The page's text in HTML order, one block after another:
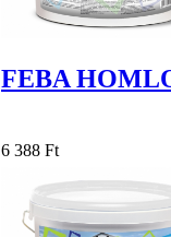
FEBA
6 388 Ft